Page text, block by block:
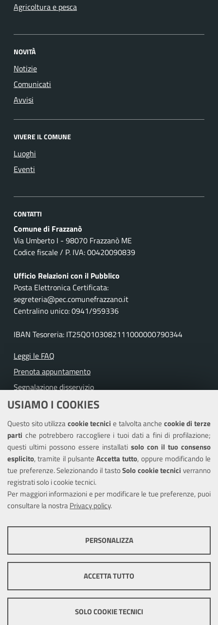
USIAMO I COOKIES
Questo sito utilizzacookie tecnicie talvolta anche cookie di terze
parti che potrebbero raccogliere i tuoi dati a fini di profilazione;
questi ultimi possono essere installati solo con il tuo consenso
esplicito, tramite il pulsante Accetta tutto, oppure modificando le
tue preferenze. Selezionando il tastoSolo cookie tecnici verranno
registrati solo i cookie tecnici.
Per maggiori informazioni e per modificare le tue preferenze, puoi
consultare la nostraPrivacy policy.
COOKIE TECNICI
ottimale per ogni utente. Essi non raccolgono i tuoi dati e le tue
informazioni di navigazione per scopi di marketing e profilazione, e
pertanto possono essere utilizzati senza bisogno di acquisire il tuo
consenso.
Mostra altre informazioni
PERSONALIZZA
ACCETTA TUTTO
SOLO COOKIE TECNICI
Agricoltura e pesca
NOVITÀ
Notizie
Comunicati
Avvisi
VIVERE IL COMUNE
Luoghi
Eventi
CONTATTI
Comune di Frazzanò
Via Umberto I - 98070 Frazzanò ME
Codice fiscale / P. IVA: 00420090839
Ufficio Relazioni con il Pubblico
Posta Elettronica Certificata:
segreteria@pec.comunefrazzano.it
Centralino unico: 0941/959336
IBAN Tesoreria: IT25Q0103082111000000790344
Leggi le FAQ
Prenota appuntamento
Segnalazione disservizio
Richiesta assistenza
Amministrazione trasparente
Informativa privacy
Note legali
Piano di miglioramento dei servizi
Dichiarazione di accessibilità
Mappa del sito
Cookie